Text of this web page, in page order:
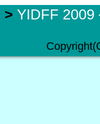
> YIDFF